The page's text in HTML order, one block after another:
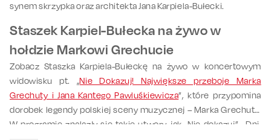
synem skrzypka oraz architekta Jana Karpiela-Bułecki.
Staszek Karpiel-Bułecka na żywo w
hołdzie Markowi Grechucie
Zobacz Staszka Karpiela-Bułeckę na żywo w koncertowym
widowisku pt. „Nie Dokazuj! Największe przeboje Marka
Grechuty i Jana Kantego Pawluśkiewicza”, które przypomina
dorobek legendy polskiej sceny muzycznej – Marka Grechuty.
W programie znalazły się takie utwory, jak „Nie dokazuj”, „Dni,